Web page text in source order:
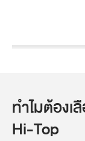
ขนาดจอหล
ระดับ Full
ทำไมต้องเ
Hi-Top